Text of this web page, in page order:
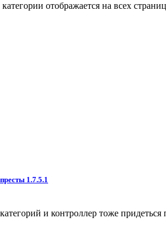
категории отображается на всех
1.7.5.1
и контроллер тоже